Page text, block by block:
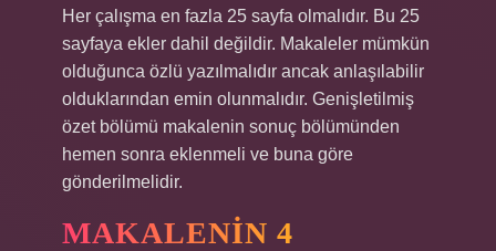
Her çalışma en fazla 25 sayfa olmalıdır. Bu 25
sayfaya ekler dahil değildir. Makaleler mümkün
olduğunca özlü yazılmalıdır ancak anlaşılabilir
olduklarından emin olunmalıdır. Genişletilmiş
özet bölümü makalenin sonuç bölümünden
hemen sonra eklenmeli ve buna göre
gönderilmelidir.
MAKALENIN 4